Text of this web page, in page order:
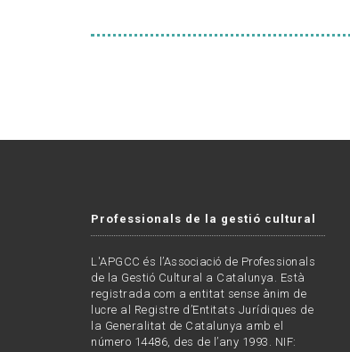
Professionals de la gestió cultural
L'APGCC és l’Associació de Professionals
de la Gestió Cultural a Catalunya. Està
registrada com a entitat sense ànim de
lucre al Registre d’Entitats Jurídiques de
la Generalitat de Catalunya amb el
número 14486, des de l’any 1993. NIF: